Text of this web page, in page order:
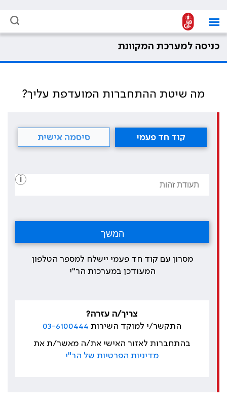
כניסה למערכת המקוונת
מה שיטת ההתחברות המועדפת עליך?
קוד חד פעמי סיסמה אישית
i
מסרון עם קוד חד פעמי יישלח למספר הטלפון
המעודכן במערכות הר"י
צריך/ה עזרה?
התקשר/י למוקד השירות 03-6100444
בהתחברות לאזור האישי את/ה מאשר/ת את
מדיניות הפרטיות של הר"י